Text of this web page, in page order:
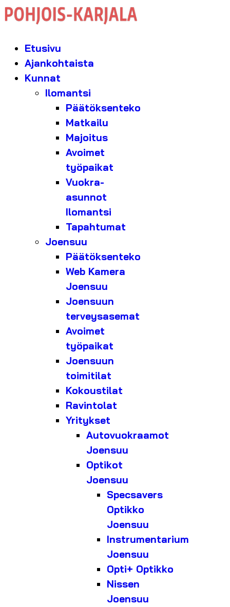
Etusivu
Ajankohtaista
Kunnat
Ilomantsi
Päätöksenteko
Matkailu
Majoitus
Avoimet
työpaikat
Vuokra-
asunnot
Ilomantsi
Tapahtumat
Joensuu
Päätöksenteko
Web Kamera
Joensuu
Joensuun
terveysasemat
Avoimet
työpaikat
Joensuun
toimitilat
Kokoustilat
Ravintolat
Yritykset
Autovuokraamot
Joensuu
Optikot
Joensuu
Specsavers
Optikko
Joensuu
Instrumentarium
Joensuu
Opti+ Optikko
Nissen
Joensuu